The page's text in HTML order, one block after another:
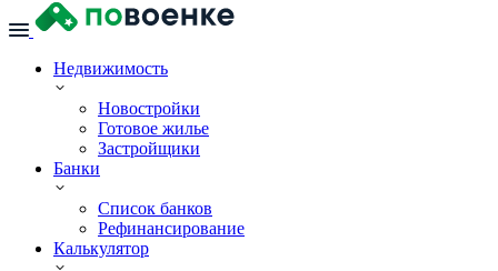
Недвижимость
Новостройки
Готовое жилье
Застройщики
Банки
Список банков
Рефинансирование
Калькулятор